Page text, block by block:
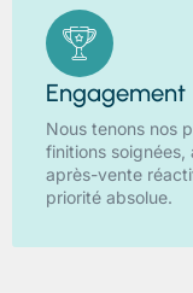
Engagement
Nous tenons nos
finitions
après-vente
priorité absolue.